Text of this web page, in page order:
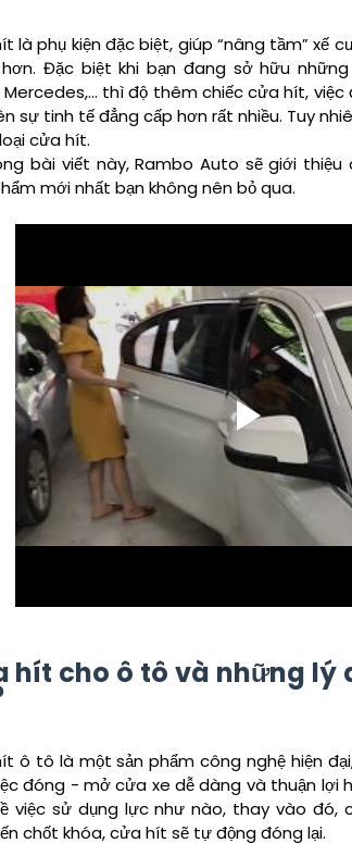
là phụ kiện đặc biệt, giúp “nâng tầm” xế
Đặc biệt khi bạn đang sở hữu
Mercedes,... thì độ thêm chiếc cửa hít,
sự tinh tế đẳng cấp hơn rất nhiều. Tuy
cửa hít.
bài viết này, Rambo Auto sẽ giới thiệu
mới nhất bạn không nên bỏ qua.
hít cho ô tô và những lý
ô tô là một sản phẩm công nghệ hiện
đóng - mở cửa xe dễ dàng và thuận lợi
việc sử dụng lực như nào, thay vào đó,
chốt khóa, cửa hít sẽ tự động đóng lại.